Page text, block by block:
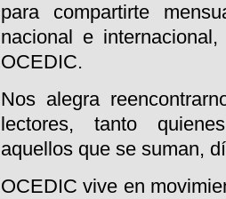
para compartirte
nacional e
OCEDIC.
Nos alegra
lectores, tanto
aquellos que se suman,
OCEDIC vive en